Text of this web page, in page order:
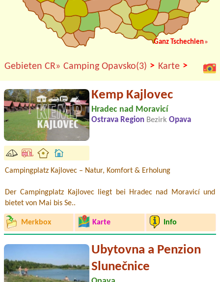
Ganz Tschechien»
Gebieten CR» Camping Opavsko(3) > Karte >
Kemp Kajlovec
Hradec nad Moravicí
Ostrava Region Bezirk Opava
Campingplatz Kajlovec – Natur, Komfort & Erholung
Der Campingplatz Kajlovec liegt bei Hradec nad Moravicí und
bietet von Mai bis Se..
Merkbox Karte Info
Ubytovna a Penzion
Slunečnice